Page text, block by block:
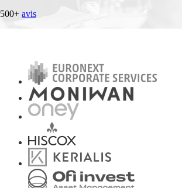
500+ avis